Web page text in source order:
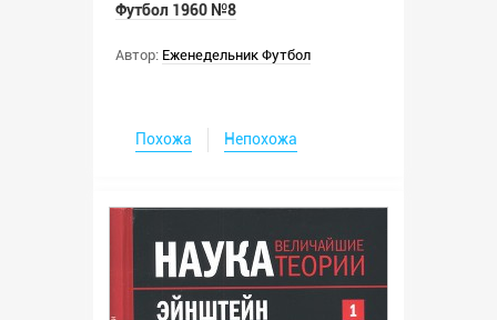
Футбол 1960 №8
Автор: Еженедельник Футбол
Похожа Непохожа